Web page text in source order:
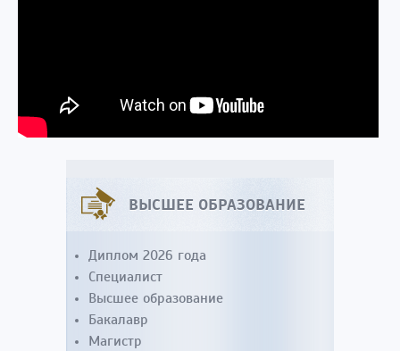
ВЫСШЕЕ ОБРАЗОВАНИЕ
Диплом 2026 года
Специалист
Высшее образование
Бакалавр
Магистр